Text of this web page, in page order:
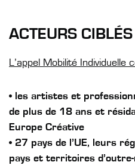
ACTEURS CIBLÉS
L’appel Mobilité Individuelle
• les artistes et
de plus de 18 ans et
Europe Créative
• 27 pays de l’UE, leurs
pays et territoires